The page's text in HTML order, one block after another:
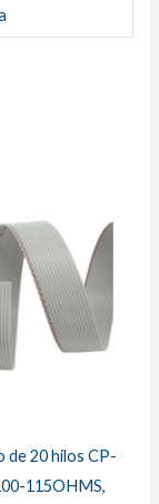
de 20 hilos CP-
115OHMS,